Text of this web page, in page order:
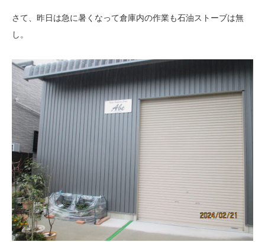
さて、昨日は急に暑くなって倉庫内の作業も石油ストーブは無
し。